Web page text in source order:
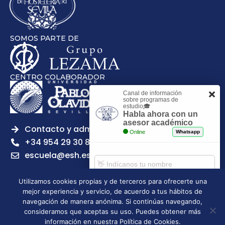
SOMOS PARTE DE
CENTRO COLABORADOR
Contacto y admisiones
+34 954 29 30 81
escuela@esh.es
Legal notice Privacy Policy
Cookies Policy
Escuela Superior de Hostelería de Sevilla | 2026 | Todos los
Utilizamos cookies propias y de terceros para ofrecerte una
mejor experiencia y servicio, de acuerdo a tus hábitos de
navegación de manera anónima. Si continúas navegando,
consideramos que aceptas su uso. Puedes obtener más
información en nuestra Política de Cookies.
Canal de información
sobre programas de
estudio🎓
Habla ahora con un
asesor académico
Online Whatsapp
Comenzar chat